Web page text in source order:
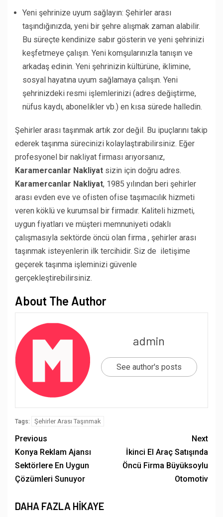
Yeni şehrinize uyum sağlayın: Şehirler arası
taşındığınızda, yeni bir şehre alışmak zaman alabilir.
Bu süreçte kendinize sabır gösterin ve yeni şehrinizi
keşfetmeye çalışın. Yeni komşularınızla tanışın ve
arkadaş edinin. Yeni şehrinizin kültürüne, iklimine,
sosyal hayatına uyum sağlamaya çalışın. Yeni
şehrinizdeki resmi işlemlerinizi (adres değiştirme,
nüfus kaydı, abonelikler vb.) en kısa sürede halledin.
Şehirler arası taşınmak artık zor değil. Bu ipuçlarını takip
ederek taşınma sürecinizi kolaylaştırabilirsiniz. Eğer
profesyonel bir nakliyat firması arıyorsanız,
Karamercanlar Nakliyat sizin için doğru adres.
Karamercanlar Nakliyat, 1985 yılından beri şehirler
arası evden eve ve ofisten ofise taşımacılık hizmeti
veren köklü ve kurumsal bir firmadır. Kaliteli hizmeti,
uygun fiyatları ve müşteri memnuniyeti odaklı
çalışmasıyla sektörde öncü olan firma , şehirler arası
taşınmak isteyenlerin ilk tercihidir. Siz de iletişime
geçerek taşınma işleminizi güvenle
gerçekleştirebilirsiniz.
About The Author
admin
See author's posts
Tags: Şehirler Arası Taşınmak
Previous
Konya Reklam Ajansı
Sektörlere En Uygun
Çözümleri Sunuyor
Next
İkinci El Araç Satışında
Öncü Firma Büyüksoylu
Otomotiv
DAHA FAZLA HIKAYE